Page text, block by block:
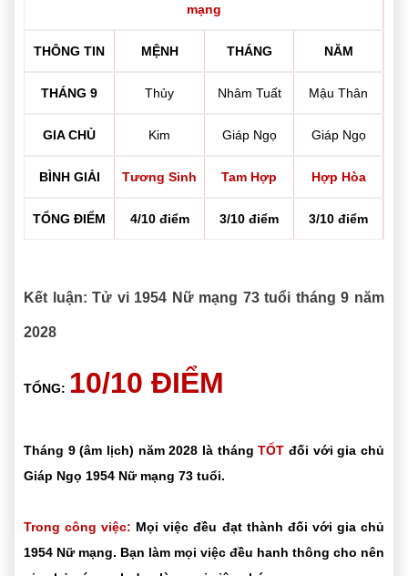
mạng
THÔNG TIN MỆNH THÁNG NĂM
THÁNG 9 Thủy Nhâm Tuất Mậu Thân
GIA CHỦ Kim Giáp Ngọ Giáp Ngọ
BÌNH GIẢI Tương Sinh Tam Hợp Hợp Hòa
TỔNG ĐIỂM 4/10 điểm 3/10 điểm 3/10 điểm
Kết luận: Tử vi 1954 Nữ mạng 73 tuổi tháng 9 năm
2028
TỔNG: 10/10 ĐIỂM
Tháng 9 (âm lịch) năm 2028 là thángTỐT đối với gia chủ
Giáp Ngọ 1954 Nữ mạng 73 tuổi.
Trong công việc: Mọi việc đều đạt thành đối với gia chủ
1954 Nữ mạng. Bạn làm mọi việc đều hanh thông cho nên